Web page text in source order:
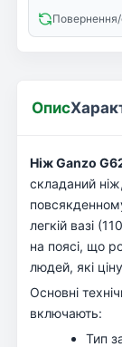
Повернення/
Опис
Ніж Ganzo
складаний
легкій вазі
на поясі, що
людей, які
Основні
включають:
Тип